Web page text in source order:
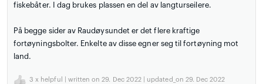
fiskebåter. I dag brukes plassen en del av langturseilere.
På begge sider av Raudøysundet er det flere kraftige
fortøyningsbolter. Enkelte av disse egner seg til fortøyning mot
land.
3 x helpful | written on 29. Dec 2022 | updated_on 29. Dec 2022